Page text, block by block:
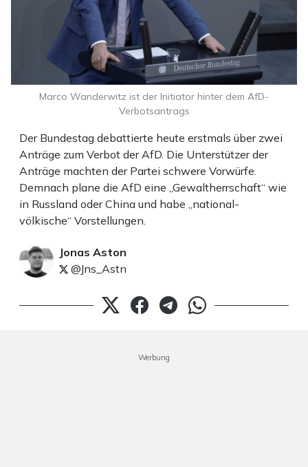
Der Bundestag debattierte heute erstmals über zwei
Anträge zum Verbot der AfD. Die Unterstützer der
Anträge machten der Partei schwere Vorwürfe.
Demnach plane die AfD eine „Gewaltherrschaft“ wie
in Russland oder China und habe „national-
völkische“ Vorstellungen.
Jonas Aston
@Jns_Astn
Marco Wanderwitz ist der Initiator hinter dem AfD-
Verbotsantrags
Werbung